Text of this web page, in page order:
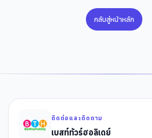
กลับสู่หน้าหลัก
ติดต่อและติดตาม
เบสท์ทัวร์ฮอลิเดย์